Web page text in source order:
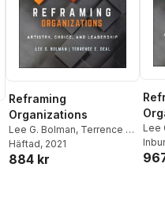
Reframing
Organizations
Lee G. Bolman, Terrence E.
Deal
Häftad, 2021
884 kr
Lee
Deal